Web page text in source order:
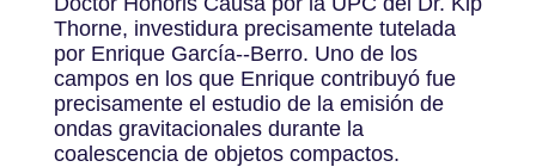
Thorne, investidura precisamente tutelada
por Enrique García-­‐Berro. Uno de los
campos en los que Enrique contribuyó fue
precisamente el estudio de la emisión de
ondas gravitacionales durante la
coalescencia de objetos compactos.